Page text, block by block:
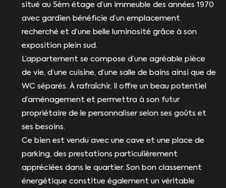
situé au 5èm étage d’un immeuble des années 1970
avec gardien bénéficie d’un emplacement
recherché et d’une belle luminosité grâce à son
exposition plein sud.
L’appartement se compose d’une agréable pièce
de vie, d’une cuisine, d’une salle de bains ainsi que de
WC séparés. À rafraîchir, il offre un beau potentiel
d’aménagement et permettra à son futur
propriétaire de le personnaliser selon ses goûts et
ses besoins.
Ce bien est vendu avec une cave et une place de
parking, des prestations particulièrement
appréciées dans le quartier. Son bon classement
énergétique constitue également un véritable